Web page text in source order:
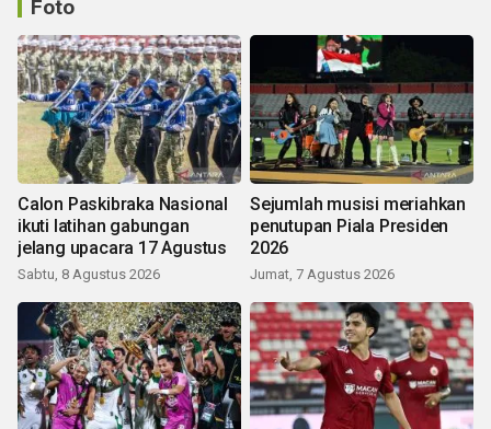
Foto
Calon Paskibraka Nasional
ikuti latihan gabungan
jelang upacara 17 Agustus
Sabtu, 8 Agustus 2026
Sejumlah musisi meriahkan
penutupan Piala Presiden
2026
Jumat, 7 Agustus 2026